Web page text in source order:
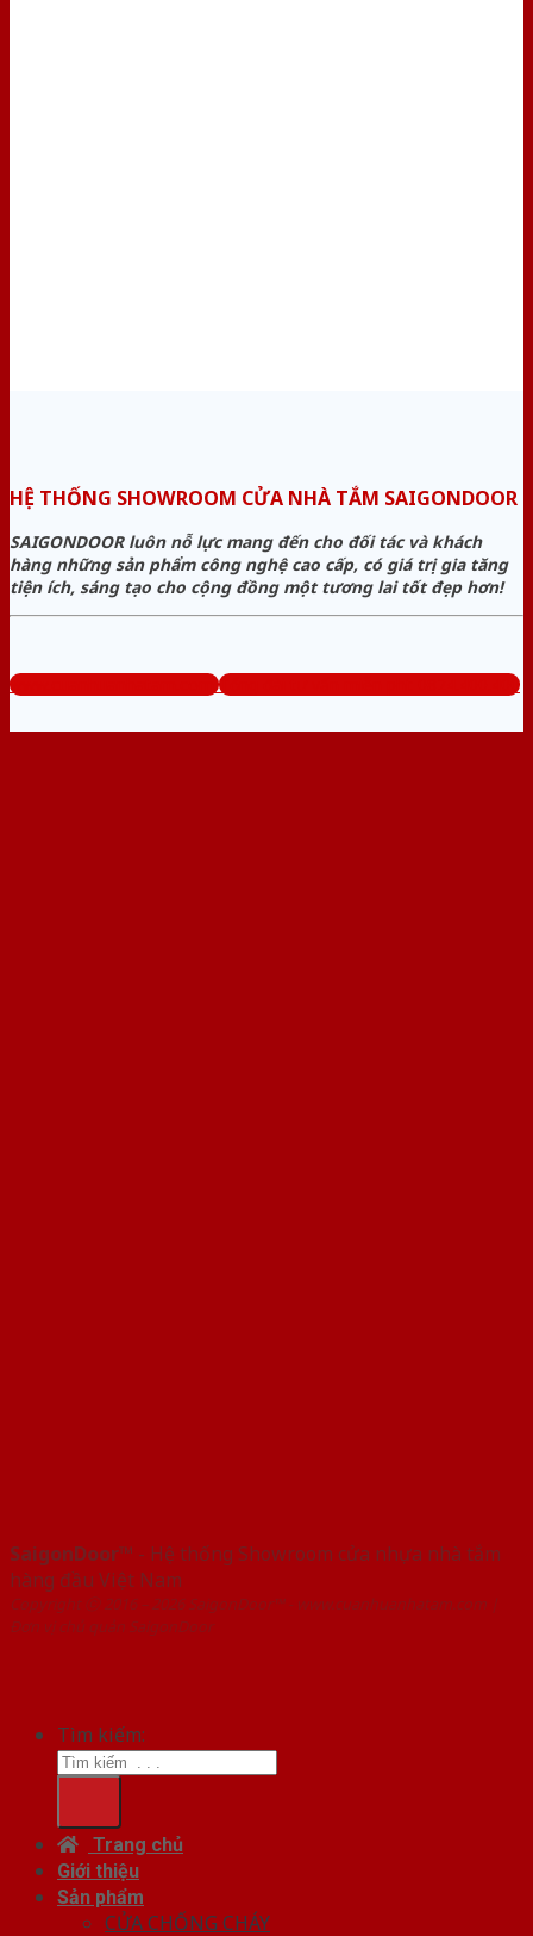
HỆ THỐNG SHOWROOM CỬA NHÀ TẮM SAIGONDOOR
SAIGONDOOR luôn nỗ lực mang đến cho đối tác và khách
hàng những sản phẩm công nghệ cao cấp, có giá trị gia tăng
tiện ích, sáng tạo cho cộng đồng một tương lai tốt đẹp hơn!
www.cuanhuanhatam.com Tổng đài tư vấn miễn phí: 0824.400.400
SaigonDoor™ - Hệ thống Showroom cửa nhựa nhà tắm
hàng đầu Việt Nam
Copyright ⓒ 2016 – 2026 SaigonDoor™ - www.cuanhuanhatam.com |
Đơn vị chủ quản SaigonDoor
Tìm kiếm:
Trang chủ
Giới thiệu
Sản phẩm
CỬA CHỐNG CHÁY